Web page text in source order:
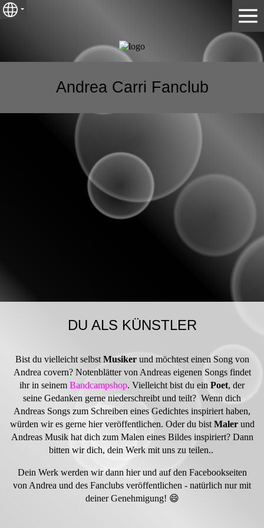
Andrea Carri Fanclub
DU ALS KÜNSTLER
Bist du vielleicht selbst Musikerund möchtest einen Song von
Andrea covern? Notenblätter von Andreas eigenen Songs findet
ihr in seinem Bandcampshop. Vielleicht bist du ein Poet, der
seine Gedanken gerne niederschreibt und teilt? Wenn dich
Andreas Songs zum Schreiben eines Gedichtes inspiriert haben,
würden wir es gerne hier veröffentlichen. Oder du bist Malerund
Andreas Musik hat dich zum Malen eines Bildes inspiriert? Dann
bitten wir dich, dein Werk mit uns zu teilen..
Dein Werk werden wir dann hier und auf den Facebookseiten
von Andrea und des Fanclubs veröffentlichen - natürlich nur mit
deiner Genehmigung! 😄